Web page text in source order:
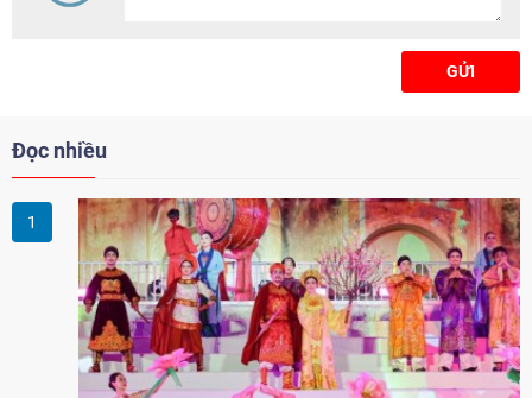
GỬI
Đọc nhiều